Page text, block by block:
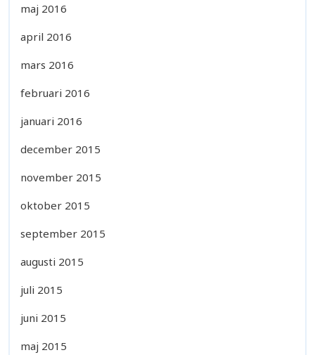
maj 2016
april 2016
mars 2016
februari 2016
januari 2016
december 2015
november 2015
oktober 2015
september 2015
augusti 2015
juli 2015
juni 2015
maj 2015